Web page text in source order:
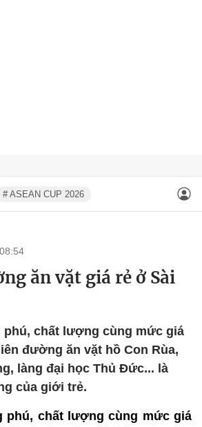
# ASEAN CUP 2026
ăn vặt giá rẻ ở Sài
chất lượng cùng mức giá
đường ăn vặt hồ Con Rùa,
làng đại học Thủ Đức... là
của giới trẻ.
phú, chất lượng cùng mức giá